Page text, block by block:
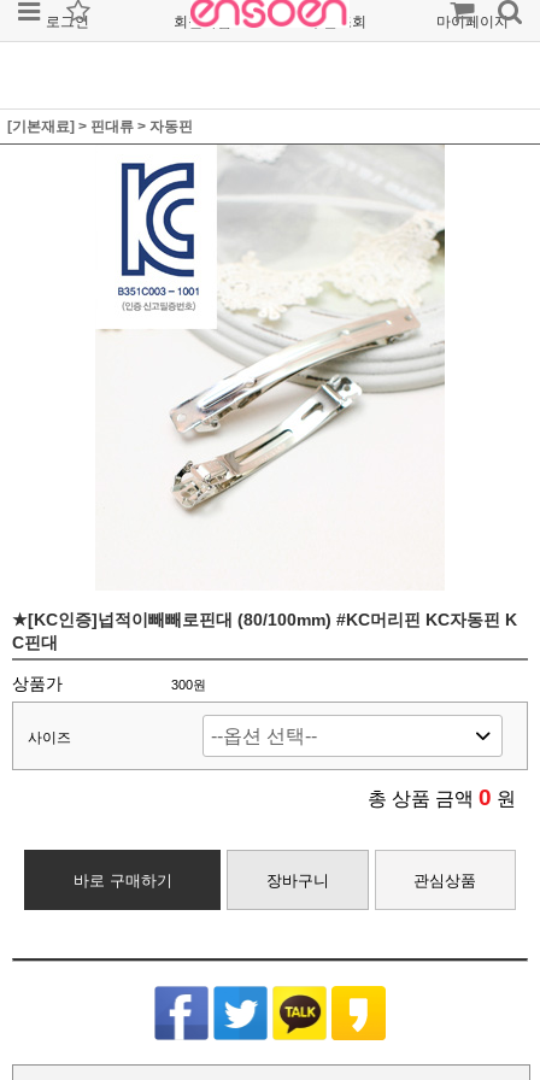
로그인 회원가입 주문조회 마이페이지
[기본재료] > 핀대류 > 자동핀
★[KC인증]넙적이빼빼로핀대 (80/100mm) #KC머리핀 KC자동핀 K
C핀대
상품가 300원
사이즈
총 상품 금액 0 원
바로 구매하기 장바구니 관심상품